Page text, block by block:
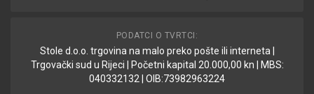
PODATCI O TVRTCI:
Stole d.o.o. trgovina na malo preko pošte ili interneta |
Trgovački sud u Rijeci | Početni kapital 20.000,00 kn | MBS:
040332132 | OIB:73982963224